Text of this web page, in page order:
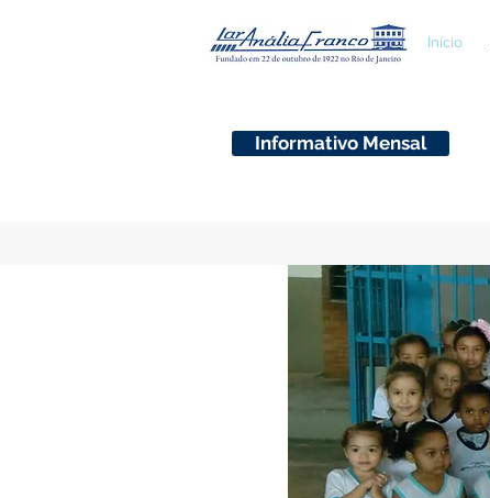
Início
Informativo Mensal